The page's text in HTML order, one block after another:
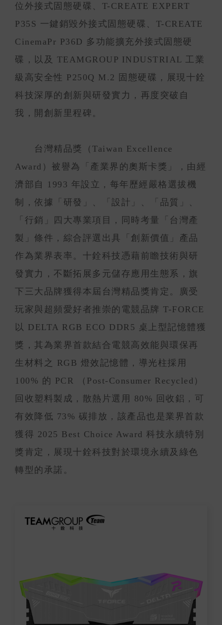
位外接式固態硬碟、T-CREATE EXPERT
P35S 一鍵銷毀外接式固態硬碟、T-CREATE
CinemaPr P36D 多功能擴充外接式固態硬
碟，以及 TEAMGROUP INDUSTRIAL 工業
級高安全性 P250Q M.2 固態硬碟，展現十銓
科技深厚的創新與研發實力，再度突破自
我，開創新里程碑。
台灣精品獎（Taiwan Excellence
Award）被譽為「產業界的奧斯卡獎」，由經
濟部自 1993 年設立，每年歷經嚴格選拔機
制，依據「研發」、「設計」、「品質」、
「行銷」四大專業項目，同時考量「台灣產
製」條件，綜合評選出具「創新價值」產品
作為業界表率。十銓科技憑藉前瞻技術與研
發實力，不斷拓展多元儲存應用生態系，旗
下三大品牌獲得本屆台灣精品獎肯定。廣受
玩家與超頻愛好者推崇的電競品牌 T-FORCE
以 DELTA RGB ECO DDR5 桌上型記憶體獲
獎，其為業界首款結合電競高效能與環保再
生材料之 RGB 燈效記憶體，導光柱採用
100% 的 PCR （Post-Consumer Recycled）
回收塑料製成，散熱片選用 80% 回收鋁，可
有效降低 73% 碳排放，該產品也是業界首款
獲得 2025 Best Choice Award 科技永續特別
獎肯定，展現十銓科技對於環境永續及綠色
轉型的承諾。